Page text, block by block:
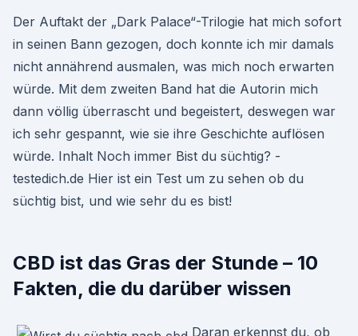
Der Auftakt der „Dark Palace“-Trilogie hat mich sofort
in seinen Bann gezogen, doch konnte ich mir damals
nicht annährend ausmalen, was mich noch erwarten
würde. Mit dem zweiten Band hat die Autorin mich
dann völlig überrascht und begeistert, deswegen war
ich sehr gespannt, wie sie ihre Geschichte auflösen
würde. Inhalt Noch immer Bist du süchtig? -
testedich.de Hier ist ein Test um zu sehen ob du
süchtig bist, und wie sehr du es bist!
CBD ist das Gras der Stunde – 10
Fakten, die du darüber wissen
Daran erkennst du, ob